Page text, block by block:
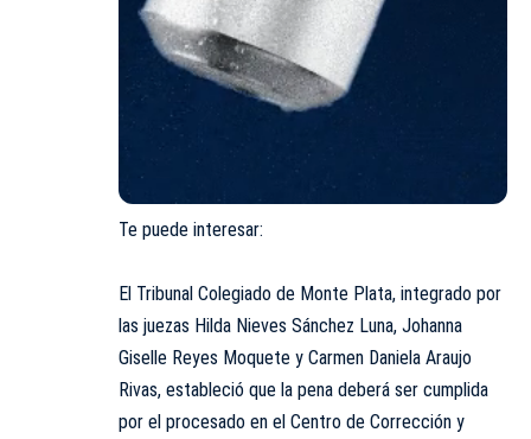
Te puede interesar:
El Tribunal Colegiado de Monte Plata, integrado por
las juezas Hilda Nieves Sánchez Luna, Johanna
Giselle Reyes Moquete y Carmen Daniela Araujo
Rivas, estableció que la pena deberá ser cumplida
por el procesado en el Centro de Corrección y